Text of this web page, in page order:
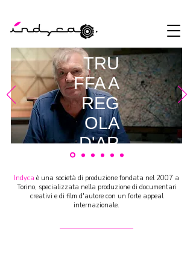
TRU
FFA A
REG
OLA
D'AR
TE
di
Stefan
Strocc
Indyca è una società di produzione fondata nel 2007 a
Torino, specializzata nella produzione di documentari
creativi e di film d'autore con un forte appeal
internazionale.